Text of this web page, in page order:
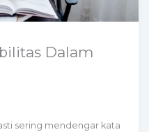
Dalam
sering mendengar kata